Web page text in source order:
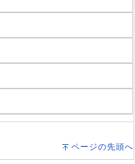
ページの先頭へ